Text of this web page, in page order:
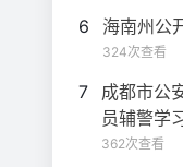
6 海南州公
324次查看
7
成都市公
员辅警学
362次查看